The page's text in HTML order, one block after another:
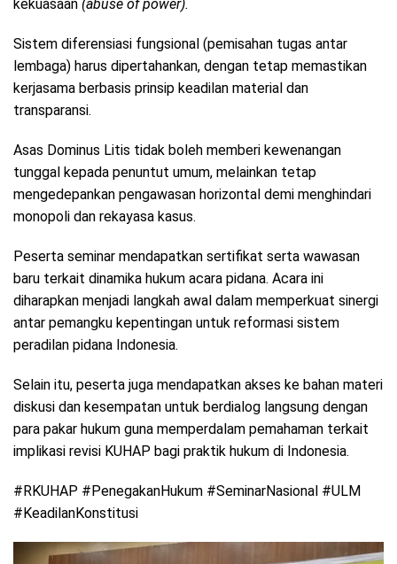
kekuasaan (abuse of power).
Sistem diferensiasi fungsional (pemisahan tugas antar
lembaga) harus dipertahankan, dengan tetap memastikan
kerjasama berbasis prinsip keadilan material dan
transparansi.
Asas Dominus Litis tidak boleh memberi kewenangan
tunggal kepada penuntut umum, melainkan tetap
mengedepankan pengawasan horizontal demi menghindari
monopoli dan rekayasa kasus.
Peserta seminar mendapatkan sertifikat serta wawasan
baru terkait dinamika hukum acara pidana. Acara ini
diharapkan menjadi langkah awal dalam memperkuat sinergi
antar pemangku kepentingan untuk reformasi sistem
peradilan pidana Indonesia.
Selain itu, peserta juga mendapatkan akses ke bahan materi
diskusi dan kesempatan untuk berdialog langsung dengan
para pakar hukum guna memperdalam pemahaman terkait
implikasi revisi KUHAP bagi praktik hukum di Indonesia.
#RKUHAP #PenegakanHukum #SeminarNasional #ULM
#KeadilanKonstitusi